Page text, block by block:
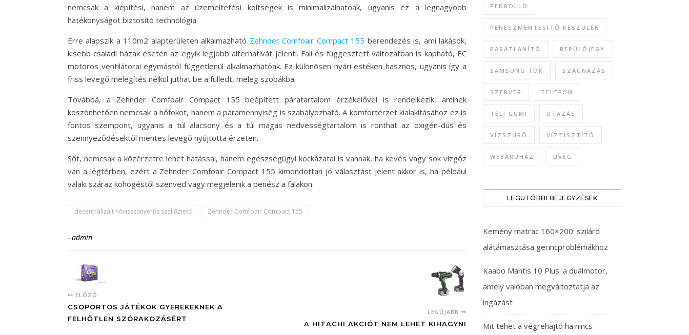
nemcsak a kiépítési, hanem az üzemeltetési költségek is minimalizálhatóak, ugyanis ez a legnagyobb
hatékonyságot biztosító technológia.
Erre alapszik a 110m2 alapterületen alkalmazható Zehnder Comfoair Compact 155 berendezés is, ami lakások,
kisebb családi házak esetén az egyik legjobb alternatívát jelenti. Fali és függesztett változatban is kapható, EC
motoros ventilátorai egymástól függetlenül alkalmazhatóak. Ez különösen nyári estéken hasznos, ugyanis így a
friss levegő melegítés nélkül juthat be a fülledt, meleg szobákba.
Továbbá, a Zehnder Comfoair Compact 155 beépített páratartalom érzékelővel is rendelkezik, aminek
köszönhetően nemcsak a hőfokot, hanem a páramennyiség is szabályozható. A komfortérzet kialakításához ez is
fontos szempont, ugyanis a túl alacsony és a túl magas nedvességtartalom is ronthat az oxigén-dús és
szennyeződésektől mentes levegő nyújtotta érzeten.
Sőt, nemcsak a közérzetre lehet hatással, hanem egészségügyi kockázatai is vannak, ha kevés vagy sok vízgőz
van a légtérben, ezért a Zehnder Comfoair Compact 155 kimondottan jó választást jelent akkor is, ha például
valaki száraz köhögéstől szenved vagy megjelenik a penész a falakon.
decentralizált hővisszanyerős szellőztető Zehnder Comfoair Compact 155
- admin
ELŐZŐ
CSOPORTOS JÁTÉKOK GYEREKEKNEK A
FELHŐTLEN SZÓRAKOZÁSÉRT
LEGÚJABB
A HITACHI AKCIÓT NEM LEHET KIHAGYNI
PEDROLLO
PENÉSZMENTESÍTŐ KÉSZÜLÉK
PÁRÁTLANÍTÓ REPÜLŐJEGY
SAMSUNG TOK SZAUNÁZÁS
SZERVER TELEFON
TÉLI GUMI UTAZÁS
VÍZSZŰRŐ VÍZTISZTÍTÓ
WEBÁRUHÁZ ÜVEG
LEGUTÓBBI BEJEGYZÉSEK
Kemény matrac 160×200: szilárd
alátámasztása gerincproblémákhoz
Kaabo Mantis 10 Plus: a duálmotor,
amely valóban megváltoztatja az
ingázást
Mit tehet a végrehajtó ha nincs